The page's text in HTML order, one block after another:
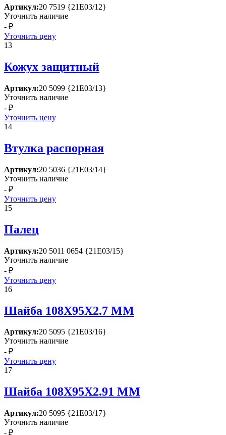
Артикул:20 7519 {21Е03/12}
Уточнить наличие
- ₽
Уточнить цену
13
Кожух защитный
Артикул:20 5099 {21Е03/13}
Уточнить наличие
- ₽
Уточнить цену
14
Втулка распорная
Артикул:20 5036 {21Е03/14}
Уточнить наличие
- ₽
Уточнить цену
15
Палец
Артикул:20 5011 0654 {21Е03/15}
Уточнить наличие
- ₽
Уточнить цену
16
Шайба 108Х95Х2.7 ММ
Артикул:20 5095 {21Е03/16}
Уточнить наличие
- ₽
Уточнить цену
17
Шайба 108Х95Х2.91 ММ
Артикул:20 5095 {21Е03/17}
Уточнить наличие
- ₽